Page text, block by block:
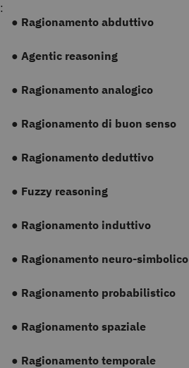
:
● Ragionamento abduttivo
● Agentic reasoning
● Ragionamento analogico
● Ragionamento di buon senso
● Ragionamento deduttivo
● Fuzzy reasoning
● Ragionamento induttivo
● Ragionamento neuro-simbolico
● Ragionamento probabilistico
● Ragionamento spaziale
● Ragionamento temporale